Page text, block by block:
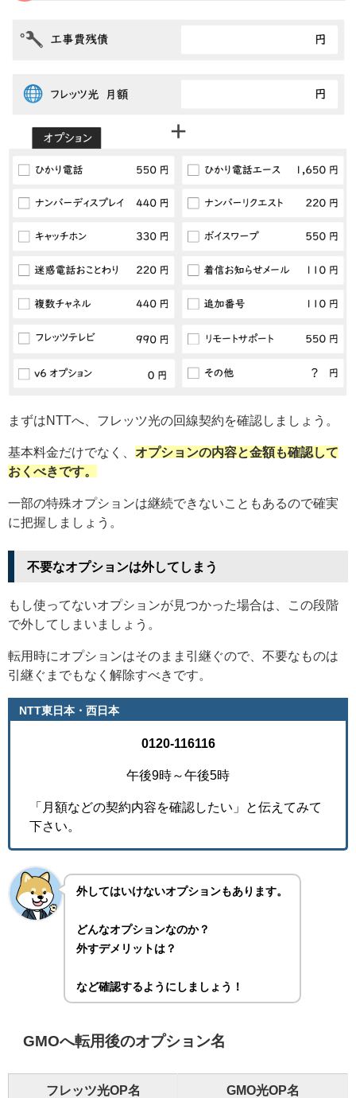
まずはNTTへ、フレッツ光の回線契約を確認しましょう。
基本料金だけでなく、 オプションの内容と金額も確認して
おくべきです。
一部の特殊オプションは継続できないこともあるので確実
に把握しましょう。
不要なオプションは外してしまう
もし使ってないオプションが見つかった場合は、この段階
で外してしまいましょう。
転用時にオプションはそのまま引継ぐので、不要なものは
引継ぐまでもなく解除すべきです。
NTT東日本・西日本
0120-116116
午後9時～午後5時
「月額などの契約内容を確認したい」と伝えてみて
下さい。
外してはいけないオプションもあります。
どんなオプションなのか？
外すデメリットは？
など確認するようにしましょう！
GMOへ転用後のオプション名
フレッツ光OP名 GMO光OP名